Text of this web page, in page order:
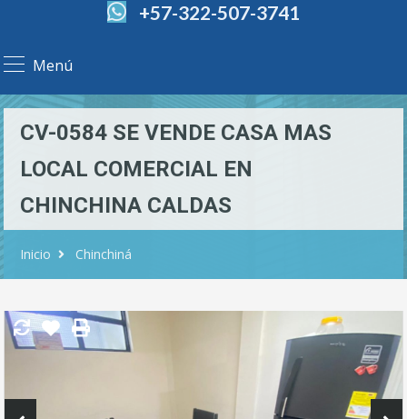
+57-322-507-3741
Menú
CV-0584 SE VENDE CASA MAS
LOCAL COMERCIAL EN
CHINCHINA CALDAS
Inicio Chinchiná